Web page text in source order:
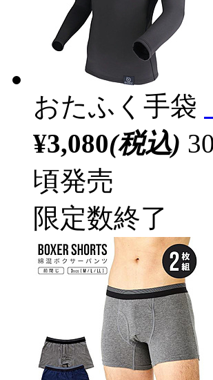
おたふく手袋
¥3,080(税込)
頃発売
限定数終了